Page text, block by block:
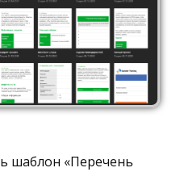
шаблон «Перечень